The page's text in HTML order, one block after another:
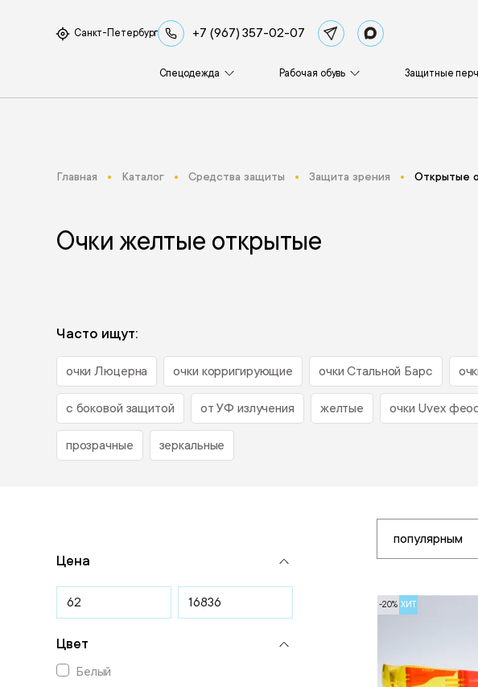
Санкт-Петербург +7 (967) 357-02-07
Спецодежда Рабочая обувь Защитные
Главная Каталог Средства защиты Защита зрения Открытые
Очки желтые открытые
Часто ищут:
очки Люцерна очки корригирующие очки Стальной Барс
с боковой защитой от УФ излучения желтые очки Uvex
прозрачные зеркальные
Цена
Цвет
Белый
популярным
-20% ХИТ